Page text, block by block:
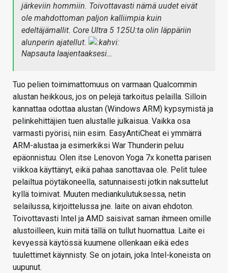
järkeviin hommiin. Toivottavasti nämä uudet eivät
ole mahdottoman paljon kalliimpia kuin
edeltäjämallit. Core Ultra 5 125U:ta olin läppäriin
alunperin ajatellut.
Napsauta laajentaaksesi…
Tuo pelien toimimattomuus on varmaan Qualcommin
alustan heikkous, jos on pelejä tarkoitus pelailla. Silloin
kannattaa odottaa alustan (Windows ARM) kypsymistä ja
pelinkehittäjien tuen alustalle julkaisua. Vaikka osa
varmasti pyörisi, niin esim. EasyAntiCheat ei ymmärrä
ARM-alustaa ja esimerkiksi War Thunderin peluu
epäonnistuu. Olen itse Lenovon Yoga 7x konetta parisen
viikkoa käyttänyt, eikä pahaa sanottavaa ole. Pelit tulee
pelailtua pöytäkoneella, satunnaisesti jotkin naksuttelut
kyllä toimivat. Muuten mediankulutuksessa, netin
selailussa, kirjoittelussa jne. laite on aivan ehdoton.
Toivottavasti Intel ja AMD saisivat saman ihmeen omille
alustoilleen, kuin mitä tällä on tullut huomattua. Laite ei
kevyessä käytössä kuumene ollenkaan eikä edes
tuulettimet käynnisty. Se on jotain, joka Intel-koneista on
uupunut.